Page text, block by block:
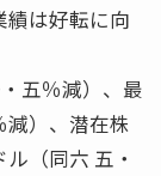
績は好転に向
五％減）、最
）、潜在株
（同六 五・